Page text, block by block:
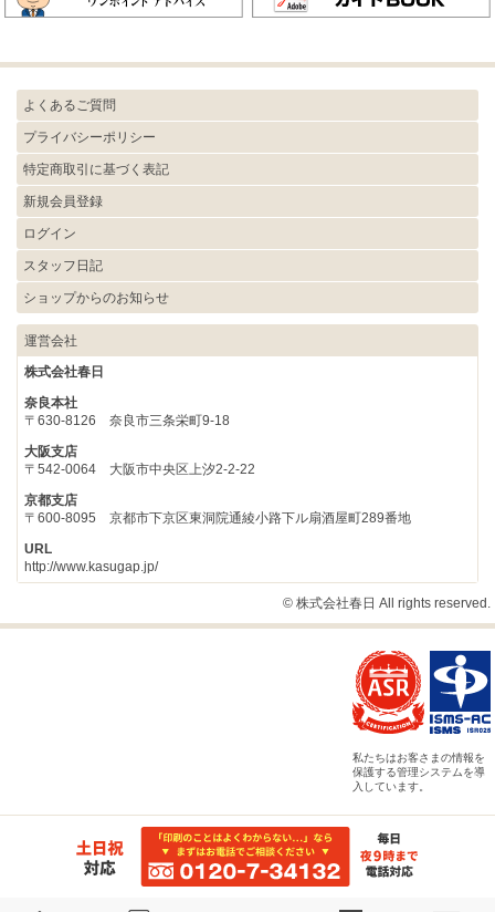
よくあるご質問
プライバシーポリシー
特定商取引に基づく表記
新規会員登録
ログイン
スタッフ日記
ショップからのお知らせ
運営会社
株式会社春日
奈良本社
〒630-8126 奈良市三条栄町9-18
大阪支店
〒542-0064 大阪市中央区上汐2-2-22
京都支店
〒600-8095 京都市下京区東洞院通綾小路下ル扇酒屋町289番地
URL
http://www.kasugap.jp/
© 株式会社春日 All rights reserved.
私たちはお客さまの情報を
保護する管理システムを導
入しています。